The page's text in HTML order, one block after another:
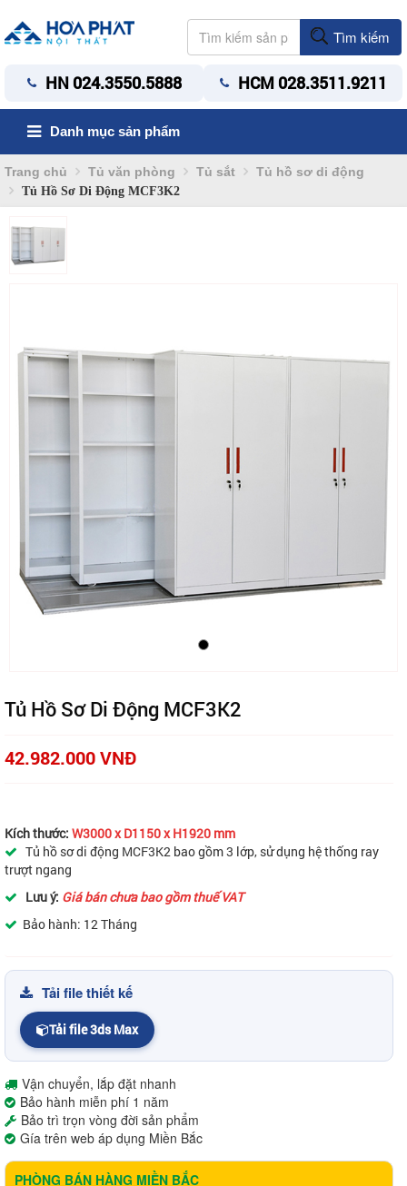
Tìm kiếm
HN 024.3550.5888 HCM 028.3511.9211
Danh mục sản phẩm
Trang chủ Tủ văn phòng Tủ sắt Tủ hồ sơ di động
Tủ Hồ Sơ Di Động MCF3K2
Tủ Hồ Sơ Di Động MCF3K2
42.982.000 VNĐ
Kích thước: W3000 x D1150 x H1920 mm
Tủ hồ sơ di động MCF3K2 bao gồm 3 lớp, sử dụng hệ thống ray
trượt ngang
Lưu ý: Giá bán chưa bao gồm thuế VAT
Bảo hành: 12 Tháng
Tải file thiết kế
Tải file 3ds Max
Vận chuyển, lắp đặt nhanh
Bảo hành miễn phí 1 năm
Bảo trì trọn vòng đời sản phẩm
Gía trên web áp dụng Miền Bắc
PHÒNG BÁN HÀNG MIỀN BẮC